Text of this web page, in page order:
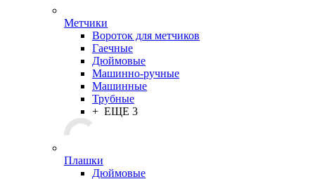
Метчики
Вороток для метчиков
Гаечные
Дюймовые
Машинно-ручные
Машинные
Трубные
+ ЕЩЕ 3
Плашки
Дюймовые